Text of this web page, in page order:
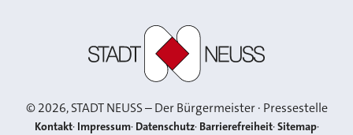
©2026, STADT NEUSS – Der Bürgermeister · Pressestelle
Kontakt Impressum Datenschutz Barrierefreiheit Sitemap